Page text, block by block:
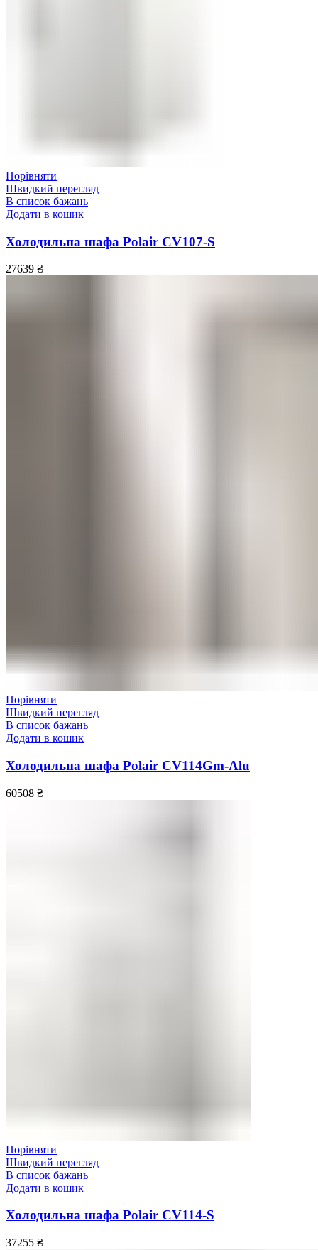
Порівняти
Швидкий перегляд
В список бажань
Додати в кошик
Холодильна шафа Polair CV107-S
27639 ₴
Порівняти
Швидкий перегляд
В список бажань
Додати в кошик
Холодильна шафа Polair CV114Gm-Alu
60508 ₴
Порівняти
Швидкий перегляд
В список бажань
Додати в кошик
Холодильна шафа Polair CV114-S
37255 ₴